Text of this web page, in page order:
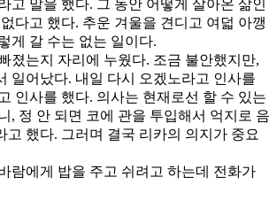
고 말을 했다. 그 동안 어떻게 살아온 삶인
다고 했다. 추운 겨울을 견디고 여덟 아깽
게 갈 수는 없는 일이다.
졌는지 자리에 누웠다. 조금 불안했지만,
일어났다. 내일 다시 오겠노라고 인사를
인사를 했다. 의사는 현재로선 할 수 있는
, 정 안 되면 코에 관을 투입해서 억지로 음
고 했다. 그러며 결국 리카의 의지가 중요
람에게 밥을 주고 쉬려고 하는데 전화가